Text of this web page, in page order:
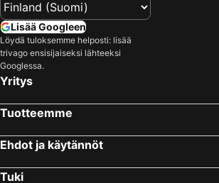
Tikkurilan matkakeskus
Pyynikki
Old Porvoo
Jumbo
Tuska Open Air Metal Festival
Blockfest
Rocca al Mare
Lisää Googleen
Löydä tuloksemme helposti: lisää
trivago ensisijaiseksi lähteeksi
Googlessa.
Yritys
Tuotteemme
Ehdot ja käytännöt
Tuki